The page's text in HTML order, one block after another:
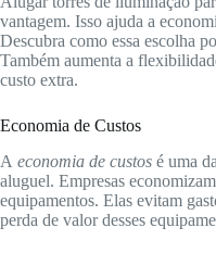
vantagem. Isso ajuda a
Descubra como essa escolha
Também aumenta a
custo extra.
Economia de Custos
A economia de custos é uma
aluguel. Empresas
equipamentos. Elas evitam
perda de valor desses